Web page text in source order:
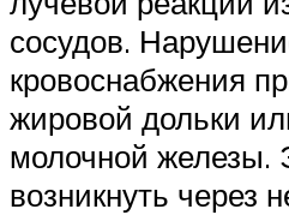
сосудов.
кровоснабжения
жировой дольки
молочной железы.
возникнуть через